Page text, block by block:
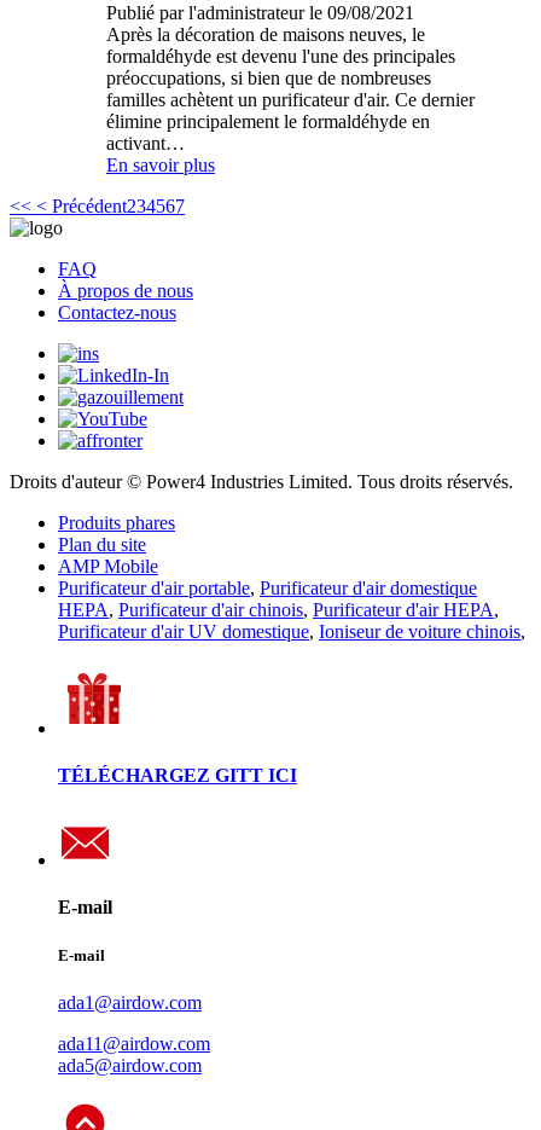
Publié par l'administrateur le 09/08/2021
Après la décoration de maisons neuves, le
formaldéhyde est devenu l'une des principales
préoccupations, si bien que de nombreuses
familles achètent un purificateur d'air. Ce dernier
élimine principalement le formaldéhyde en
activant…
En savoir plus
<< < Précédent234567
FAQ
À propos de nous
Contactez-nous
Droits d'auteur © Power4 Industries Limited. Tous droits réservés.
Produits phares
Plan du site
AMP Mobile
Purificateur d'air portable, Purificateur d'air domestique
HEPA, Purificateur d'air chinois, Purificateur d'air HEPA,
Purificateur d'air UV domestique, Ioniseur de voiture chinois,
TÉLÉCHARGEZ GITT ICI
E-mail
E-mail
ada1@airdow.com
ada11@airdow.com
ada5@airdow.com